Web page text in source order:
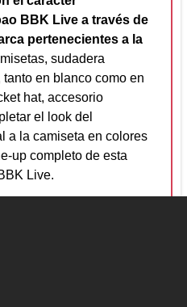
BBK Live a través de
pertenecientes a la
sudadera
en blanco como en
hat, accesorio
el look del
a la camiseta en colores
up completo de esta
Live.